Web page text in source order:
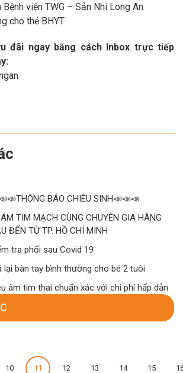
viện TWG – Sản Nhi Long An
cho thẻ BHYT
đãi ngay bằng cách Inbox trực tiếp
BÁO CHIÊU SINH📣📣📣
TIM MẠCH CÙNG CHUYÊN GIA HÀNG
ĐẾN TỪ TP. HỒ CHÍ MINH
tra phổi sau Covid 19
lại bàn tay bình thường cho bé 2 tuôi
âm tim thai chuẩn xác với chi phí hấp dẫn
10 11 12 13 14 15